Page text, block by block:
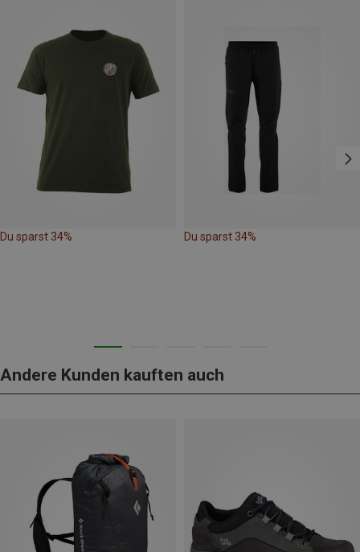
Du sparst 34% Du sparst 34%
Andere Kunden kauften auch